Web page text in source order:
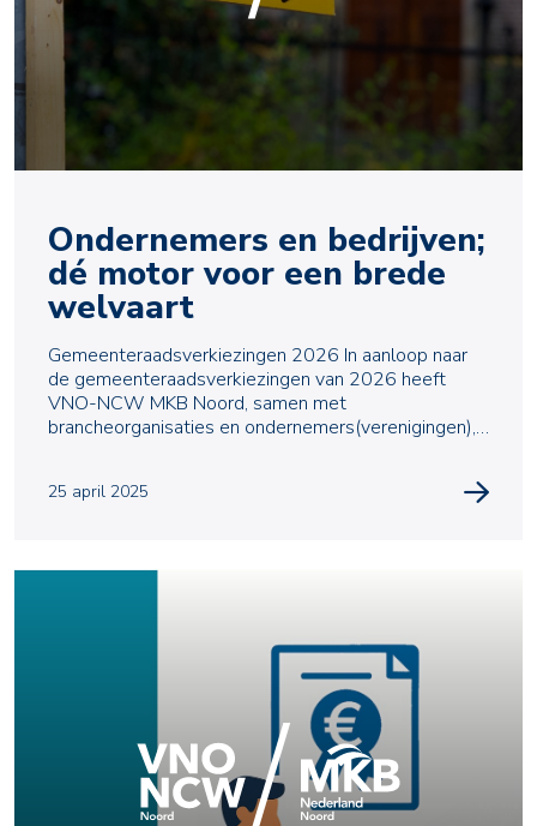
Ondernemers en bedrijven;
dé motor voor een brede
welvaart
Gemeenteraadsverkiezingen 2026 In aanloop naar
de gemeenteraadsverkiezingen van 2026 heeft
VNO-NCW MKB Noord, samen met
brancheorganisaties en ondernemers(verenigingen),
25 april 2025